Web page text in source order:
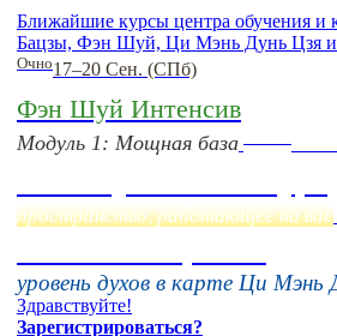
Ближайшие курсы центра обучения и
Бацзы, Фэн Шуй, Ци Мэнь Дунь Цзя и
Очно17–20 Сен. (СПб)
Фэн Шуй Интенсив
Модуль 1: Мощная база
пространство, работающее на вас
уровень духов в карте Ци Мэнь
Здравствуйте!
Зарегистрироваться?